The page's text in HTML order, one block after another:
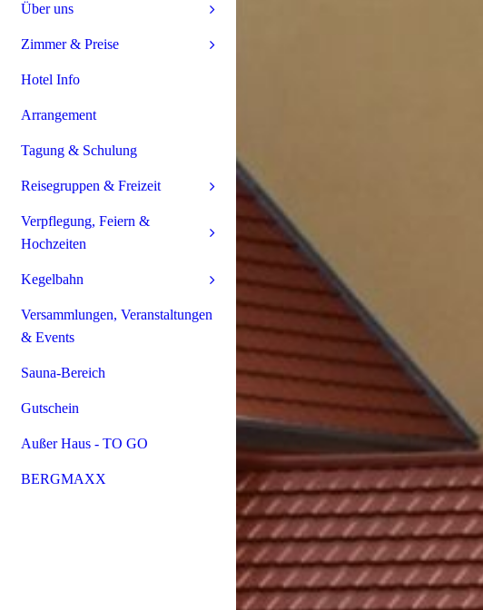
Über uns
Zimmer & Preise
Hotel Info
Arrangement
Tagung & Schulung
Reisegruppen & Freizeit
Verpflegung, Feiern &
Hochzeiten
Kegelbahn
Versammlungen, Veranstaltungen
& Events
Sauna-Bereich
Gutschein
Außer Haus - TO GO
BERGMAXX